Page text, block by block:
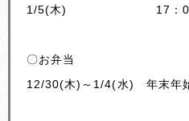
1/5(木) 17：00～
〇お弁当
12/30(木)～1/4(水) 年末年